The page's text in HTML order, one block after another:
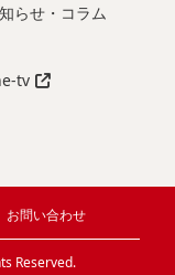
らせ・コラム
tv
お問い合わせ
Reserved.